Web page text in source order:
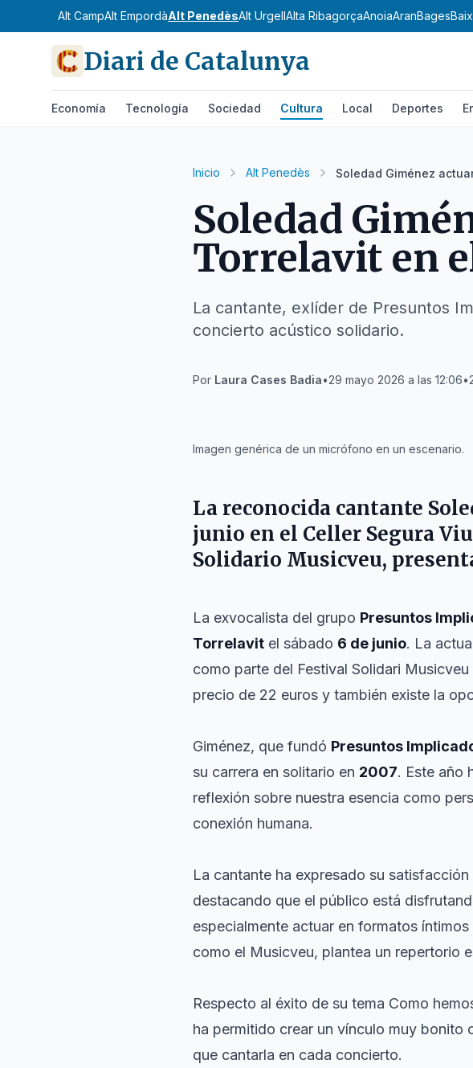
Alt CampAlt EmpordàAlt PenedèsAlt UrgellAlta RibagorçaAnoiaAranBages
Diari de Catalunya
Economía Tecnología Sociedad Cultura Local Deportes
Inicio Alt Penedès Soledad Giménez
Soledad
Torrelavit en
La cantante, exlíder de Presuntos
concierto acústico solidario.
Por Laura Cases Badia•29 mayo 2026 a las 12:06•
Imagen genérica de un micrófono en un escenario.
La reconocida cantante
junio en el Celler Segura
Solidario Musicveu,
La exvocalista del grupo Presuntos
Torrelavit el sábado 6 de junio. La
como parte del Festival Solidari
precio de 22 euros y también existe la
Giménez, que fundó Presuntos
su carrera en solitario en 2007. Este año
reflexión sobre nuestra esencia como
conexión humana.
La cantante ha expresado su
destacando que el público está
especialmente actuar en formatos
como el Musicveu, plantea un repertorio
Respecto al éxito de su tema Como
ha permitido crear un vínculo muy bonito
que cantarla en cada concierto.